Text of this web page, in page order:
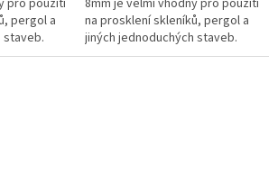
pro použití
pergol a
staveb.
8mm je velmi vhodný pro použití
na prosklení skleníků, pergol a
jiných jednoduchých staveb.